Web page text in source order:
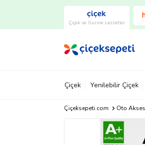
Çiçek ve Gurme Lezzetler
Çiçek Yenilebilir Çiçek
Çiçeksepeti.com Oto